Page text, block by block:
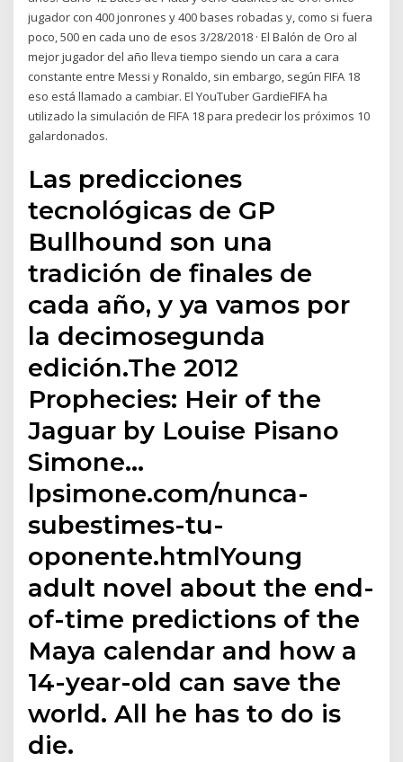
jugador con 400 jonrones y 400 bases robadas y, como si fuera
poco, 500 en cada uno de esos 3/28/2018 · El Balón de Oro al
mejor jugador del año lleva tiempo siendo un cara a cara
constante entre Messi y Ronaldo, sin embargo, según FIFA 18
eso está llamado a cambiar. El YouTuber GardieFIFA ha
utilizado la simulación de FIFA 18 para predecir los próximos 10
galardonados.
Las predicciones
tecnológicas de GP
Bullhound son una
tradición de finales de
cada año, y ya vamos por
la decimosegunda
edición.The 2012
Prophecies: Heir of the
Jaguar by Louise Pisano
Simone…
lpsimone.com/nunca-
subestimes-tu-
oponente.htmlYoung
adult novel about the end-
of-time predictions of the
Maya calendar and how a
14-year-old can save the
world. All he has to do is
die.